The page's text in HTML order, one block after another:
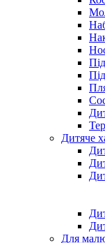
Дитяче
Для